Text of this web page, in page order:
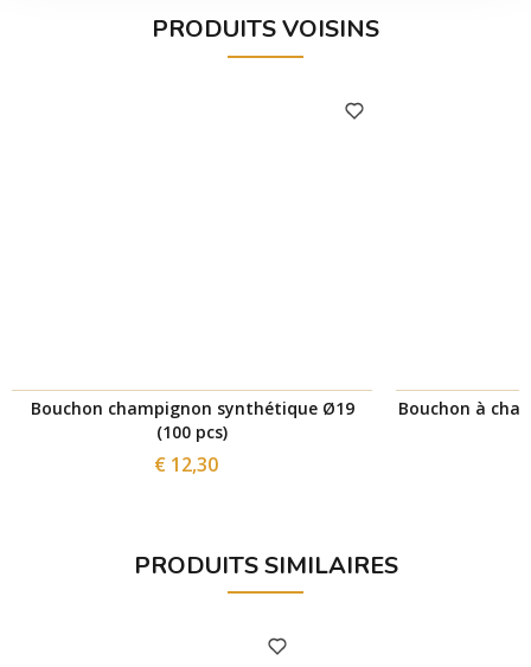
PRODUITS VOISINS
Bouchon champignon synthétique Ø19
(100 pcs)
€ 12,30
Bouchon à
PRODUITS SIMILAIRES